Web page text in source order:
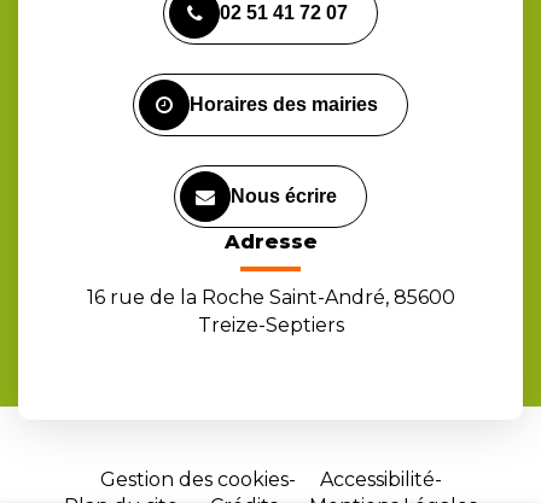
le
compte
le
compte
la
chaîne
02 51 41 72 07
Horaires des mairies
Nous écrire
Adresse
16 rue de la Roche Saint-André, 85600
Treize-Septiers
Gestion des cookies
Accessibilité